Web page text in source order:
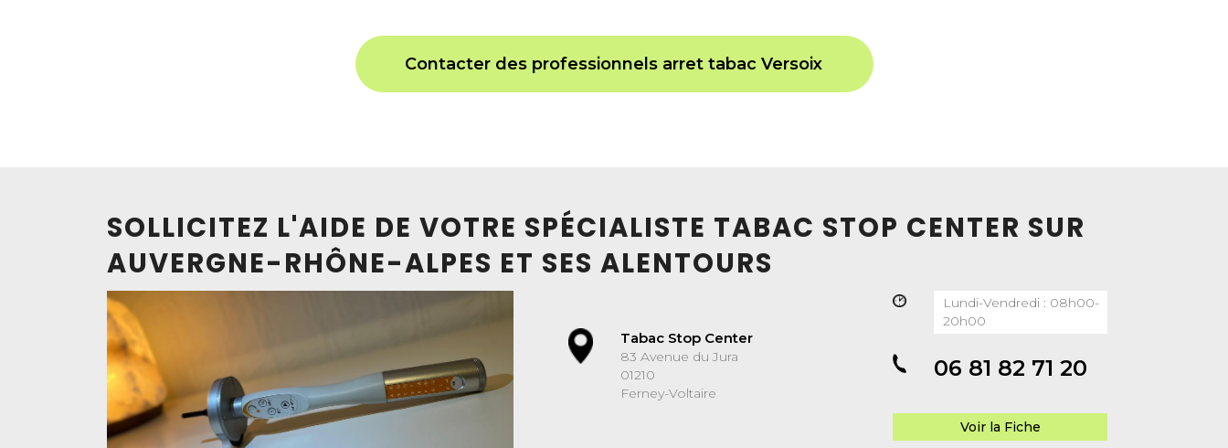
Contacter des professionnels arret tabac Versoix
SOLLICITEZ L'AIDE DE VOTRE SPÉCIALISTE TABAC STOP CENTER SUR
AUVERGNE-RHÔNE-ALPES ET SES ALENTOURS
Tabac Stop Center
83 Avenue du Jura
01210
Ferney-Voltaire
Lundi-Vendredi : 08h00-
20h00
06 81 82 71 20
Voir la Fiche